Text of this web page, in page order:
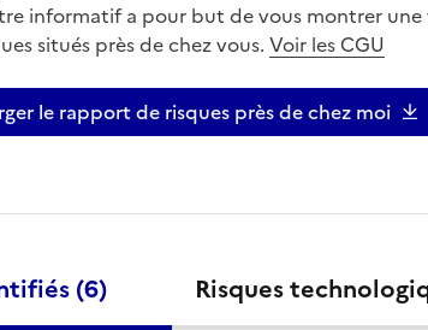
informatif a pour but de vous montrer une
situés près de chez vous. Voir les CGU
le rapport de risques près de chez moi
(6) Risques